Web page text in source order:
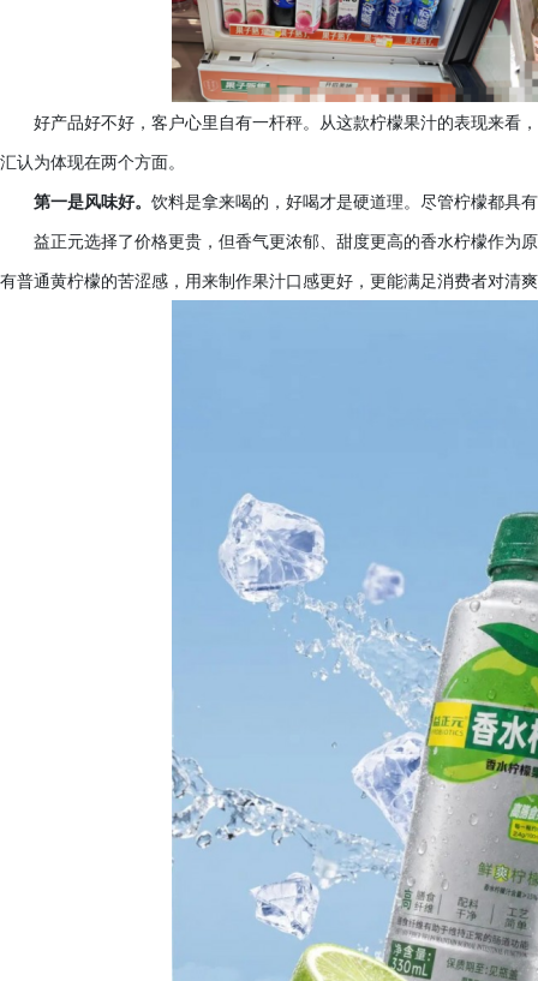
好产品好不好，客户心里自有一杆秤。从这款柠檬果汁的表现来看
汇认为体现在两个方面。
第一是风味好。 饮料是拿来喝的，好喝才是硬道理。尽管柠檬都具
益正元选择了价格更贵，但香气更浓郁、甜度更高的香水柠檬作为
有普通黄柠檬的苦涩感，用来制作果汁口感更好，更能满足消费者对清